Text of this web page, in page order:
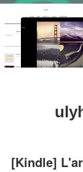
[Kindle]